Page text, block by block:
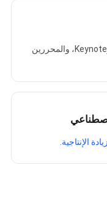
يعمل مع PowerPoint، وGoogle Slides، وKeynote، والمحررين
الإنتاجية.